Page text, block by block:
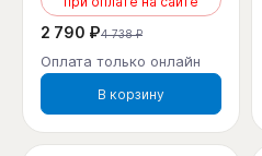
2 790 ₽4 738 ₽
Оплата только онлайн
В корзину